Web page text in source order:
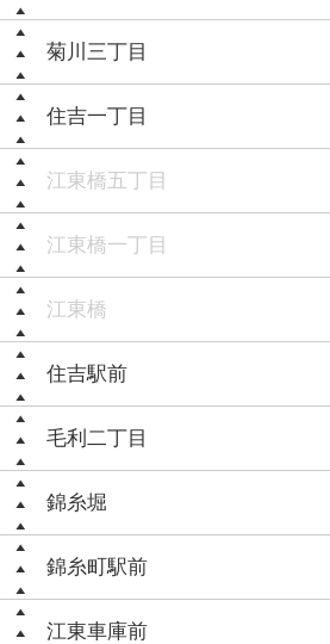
菊川三丁目
住吉一丁目
江東橋五丁目
江東橋一丁目
江東橋
住吉駅前
毛利二丁目
錦糸堀
錦糸町駅前
江東車庫前